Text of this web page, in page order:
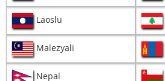
Laoslu
Malezyali
Nepal